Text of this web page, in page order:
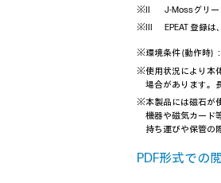
J-Mossグリー
EPEAT 登録
※環境条件 (動作時)
※使用状況により本
場合があります。
※本製品には磁石が
機器や磁気カード
持ち運びや保管の
PDF形式での